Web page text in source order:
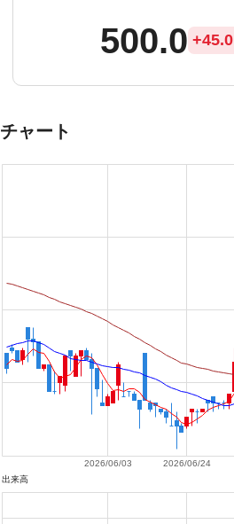
500.0 +45.0
チャート
2026/06/24
2026/06/03
出来高